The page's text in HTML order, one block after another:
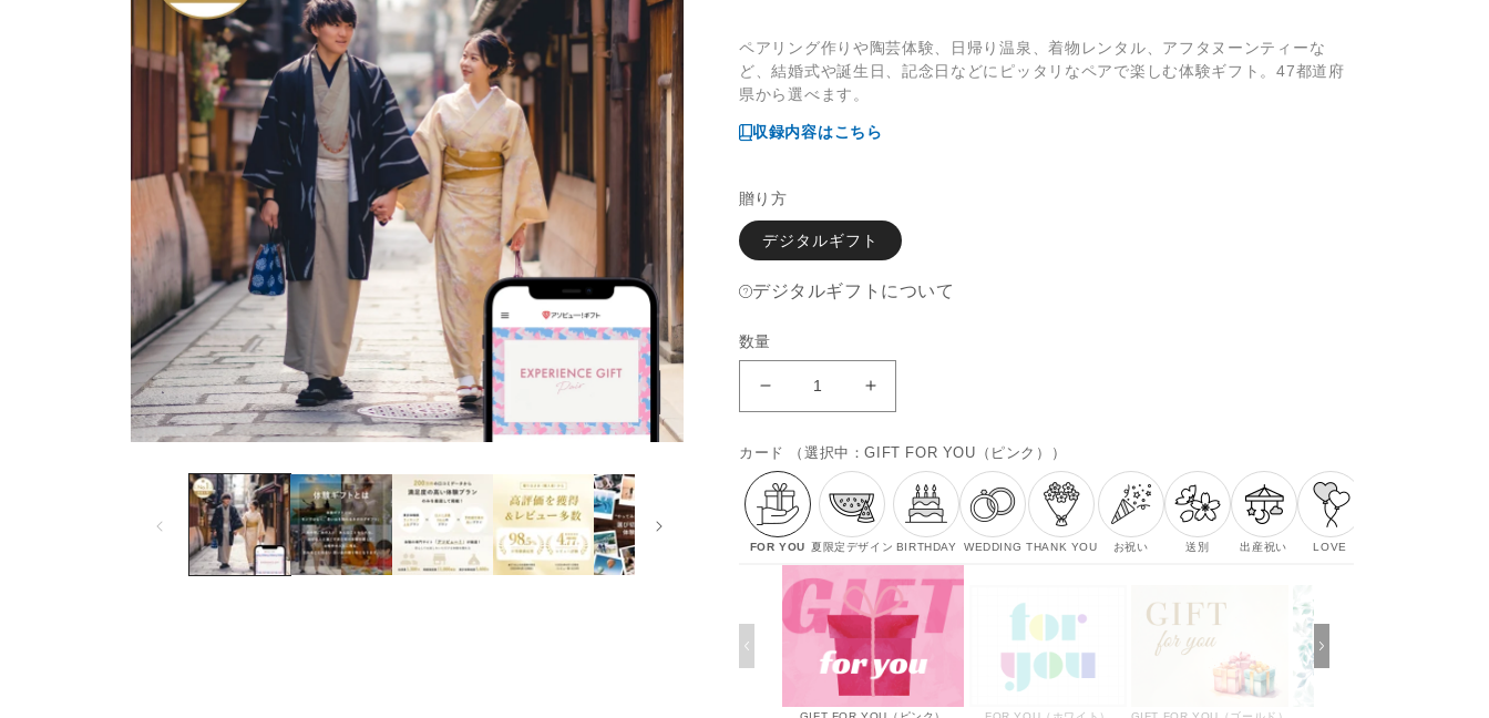
価
格
ペアリング作りや陶芸体験、日帰り温泉、着物レンタル、アフタヌーンティーな
ど、結婚式や誕生日、記念日などにピッタリなペアで楽しむ体験ギフト。47都道府
県から選べます。
収録内容はこちら
贈り方
デジタルギフト
デジタルギフトについて
数量
Gift
ペ
ア-
の
数
を
減
PAIR
Gift
-
ア-
の
数
量
を
増
や
す
カード （選択中：GIFT FOR YOU（ピンク） ）
FOR YOU 夏限定デザイン BIRTHDAY WEDDING THANK YOU お祝い 送別 出産祝い LOVE